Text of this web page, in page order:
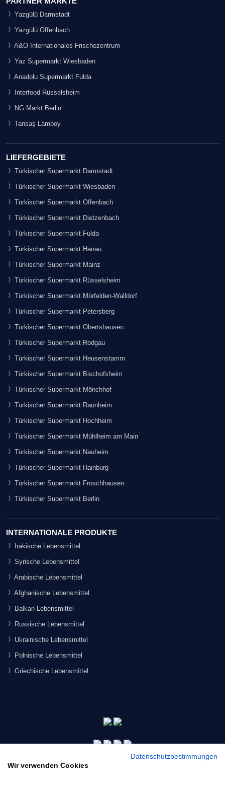
Yazgülü Darmstadt
Yazgülü Offenbach
A&O Internationales Frischezentrum
Yaz Supermarkt Wiesbaden
Anadolu Supermarkt Fulda
Interfood Rüsselsheim
NG Markt Berlin
Tansaş Lamboy
LIEFERGEBIETE
Türkischer Supermarkt Darmstadt
Türkischer Supermarkt Wiesbaden
Türkischer Supermarkt Offenbach
Türkischer Supermarkt Dietzenbach
Türkischer Supermarkt Fulda
Türkischer Supermarkt Hanau
Türkischer Supermarkt Mainz
Türkischer Supermarkt Rüsselsheim
Türkischer Supermarkt Mörfelden-Walldorf
Türkischer Supermarkt Petersberg
Türkischer Supermarkt Obertshausen
Türkischer Supermarkt Rodgau
Türkischer Supermarkt Heusenstamm
Türkischer Supermarkt Bischofsheim
Türkischer Supermarkt Mönchhof
Türkischer Supermarkt Raunheim
Türkischer Supermarkt Hochheim
Türkischer Supermarkt Mühlheim am Main
Türkischer Supermarkt Nauheim
Türkischer Supermarkt Hainburg
Türkischer Supermarkt Froschhausen
Türkischer Supermarkt Berlin
INTERNATIONALE PRODUKTE
Irakische Lebensmittel
Syrische Lebensmittel
Arabische Lebensmittel
Afghanische Lebensmittel
Balkan Lebensmittel
Russische Lebensmittel
Ukrainische Lebensmittel
Polnische Lebensmittel
Griechische Lebensmittel
Datenschutzbestimmungen
Wir verwenden Cookies